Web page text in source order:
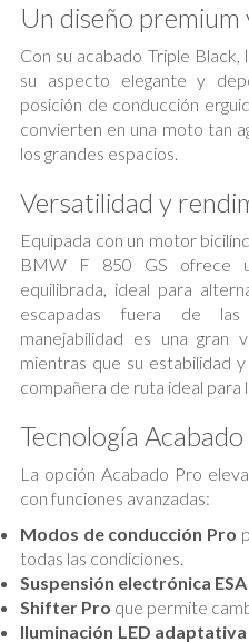
Un diseño premium
Con su acabado Triple
su aspecto elegante y
posición de conducción
convierten en una moto tan
los grandes espacios.
Versatilidad y
Equipada con un motor
BMW F 850 GS ofrece
equilibrada, ideal para
escapadas fuera de las
manejabilidad es una gran
mientras que su estabilidad
compañera de ruta ideal para
Tecnología
La opción Acabado Pro
con funciones avanzadas:
Modos de conducción Pro
todas las condiciones.
Suspensión electrónica ESA
Shifter Pro que permite
Iluminación LED adaptativa